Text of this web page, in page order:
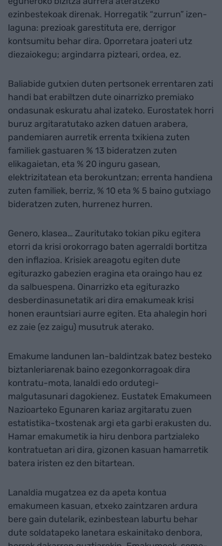
ezinbestekoak direnak. Horregatik “zurrun” izen-
laguna: prezioak garestituta ere, derrigor
kontsumitu behar dira. Oporretara joateri utz
diezaiokegu; argindarra pizteari, ordea, ez.
Baliabide gutxien duten pertsonek errentaren zati
handi bat erabiltzen dute oinarrizko premiako
ondasunak eskuratu ahal izateko. Eurostatek horri
buruz argitaratutako azken datuen arabera,
pandemiaren aurretik errenta txikiena zuten
familiek gastuaren % 13 bideratzen zuten
elikagaietan, eta % 20 inguru gasean,
elektrizitatean eta berokuntzan; errenta handiena
zuten familiek, berriz, % 10 eta % 5 baino gutxiago
bideratzen zuten, hurrenez hurren.
Genero, klasea… Zauritutako tokian piku egitera
etorri da krisi orokorrago baten agerraldi bortitza
den inflazioa. Krisiek areagotu egiten dute
egiturazko gabezien eragina eta oraingo hau ez
da salbuespena. Oinarrizko eta egiturazko
desberdinasunetatik ari dira emakumeak krisi
honen erauntsiari aurre egiten. Eta ahalegin hori
ez zaie (ez zaigu) musutruk aterako.
Emakume landunen lan-baldintzak batez besteko
biztanleriarenak baino ezegonkorragoak dira
kontratu-mota, lanaldi edo ordutegi-
malgutasunari dagokienez. Eustatek Emakumeen
Nazioarteko Egunaren kariaz argitaratu zuen
estatistika-txostenak argi eta garbi erakusten du.
Hamar emakumetik ia hiru denbora partzialeko
kontratuetan ari dira, gizonen kasuan hamarretik
batera iristen ez den bitartean.
Lanaldia mugatzea ez da apeta kontua
emakumeen kasuan, etxeko zaintzaren ardura
bere gain dutelarik, ezinbestean laburtu behar
dute soldatapeko lanetara eskainitako denbora,